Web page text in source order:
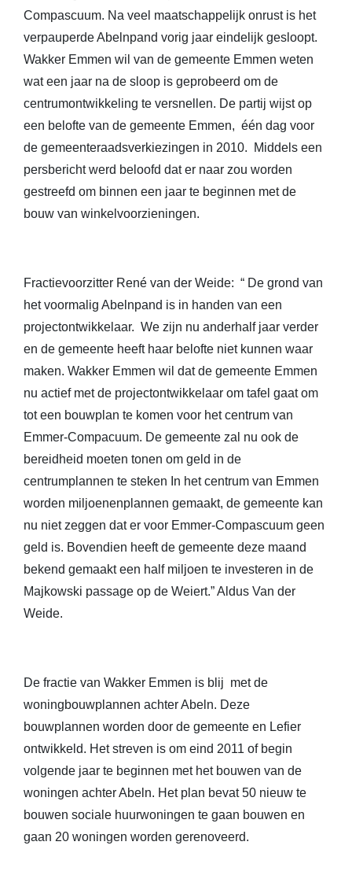
Compascuum. Na veel maatschappelijk onrust is het
verpauperde Abelnpand vorig jaar eindelijk gesloopt.
Wakker Emmen wil van de gemeente Emmen weten
wat een jaar na de sloop is geprobeerd om de
centrumontwikkeling te versnellen. De partij wijst op
een belofte van de gemeente Emmen, één dag voor
de gemeenteraadsverkiezingen in 2010. Middels een
persbericht werd beloofd dat er naar zou worden
gestreefd om binnen een jaar te beginnen met de
bouw van winkelvoorzieningen.
Fractievoorzitter René van der Weide: “ De grond van
het voormalig Abelnpand is in handen van een
projectontwikkelaar. We zijn nu anderhalf jaar verder
en de gemeente heeft haar belofte niet kunnen waar
maken. Wakker Emmen wil dat de gemeente Emmen
nu actief met de projectontwikkelaar om tafel gaat om
tot een bouwplan te komen voor het centrum van
Emmer-Compacuum. De gemeente zal nu ook de
bereidheid moeten tonen om geld in de
centrumplannen te steken In het centrum van Emmen
worden miljoenenplannen gemaakt, de gemeente kan
nu niet zeggen dat er voor Emmer-Compascuum geen
geld is. Bovendien heeft de gemeente deze maand
bekend gemaakt een half miljoen te investeren in de
Majkowski passage op de Weiert.” Aldus Van der
Weide.
De fractie van Wakker Emmen is blij met de
woningbouwplannen achter Abeln. Deze
bouwplannen worden door de gemeente en Lefier
ontwikkeld. Het streven is om eind 2011 of begin
volgende jaar te beginnen met het bouwen van de
woningen achter Abeln. Het plan bevat 50 nieuw te
bouwen sociale huurwoningen te gaan bouwen en
gaan 20 woningen worden gerenoveerd.